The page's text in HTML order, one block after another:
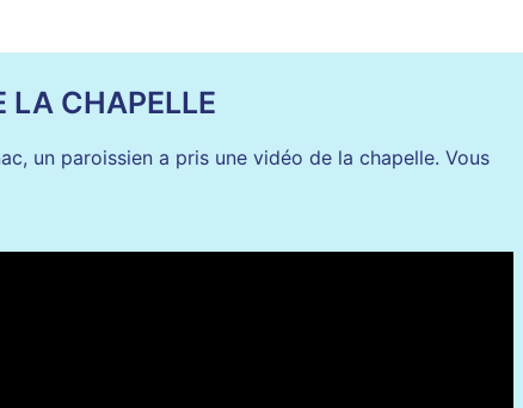
LA CHAPELLE
un paroissien a pris une vidéo de la chapelle. Vous